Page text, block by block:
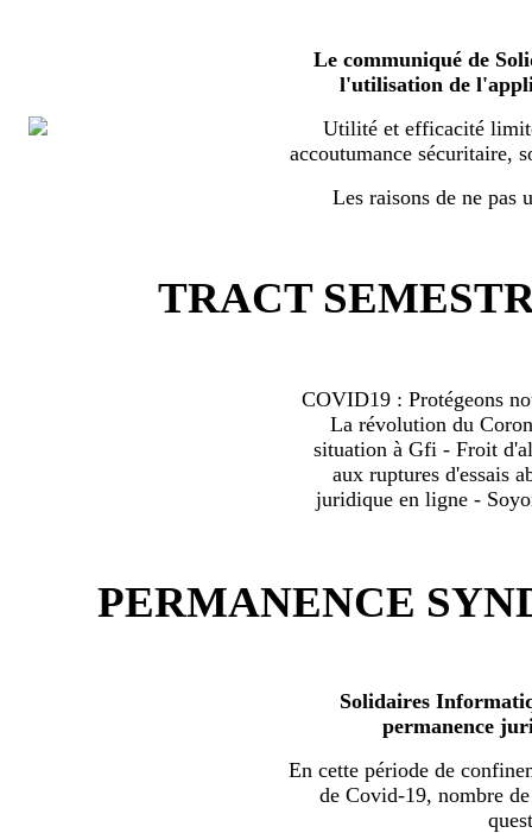
Le communiqué de
l'utilisation de
Utilité et efficacité
accoutumance sécuritaire,
Les raisons de ne pas
TRACT
COVID19 : Protégeons
La révolution du
situation à Gfi - Froit
aux ruptures d'essais
juridique en ligne -
PERMANENCE
Solidaires
permanence
En cette période de
de Covid-19, nombre